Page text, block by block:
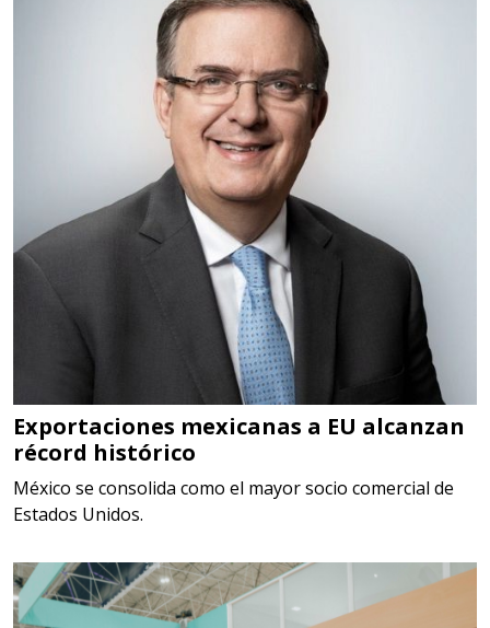
Especificaciones:
HSS, CON RECUBRIMIENTO,
CARBURO, RIMAS, ENDMILLS,
BROCAS, LIMAS, ETC
Aplicar al Requerimiento
Empresa en Querétaro
HERRAMIENTAS DE TORQUE
TORQUE CONTROLADO,
MECANICOS, ELECTRONICOS,
DIGITALES, MULTIPLICADORES,
PARA PUNTAS,
Aplicar al Requerimiento
Empresa en Estado de México
Requiere:
Exportaciones mexicanas a EU alcanzan
récord histórico
México se consolida como el mayor socio comercial de
Estados Unidos.